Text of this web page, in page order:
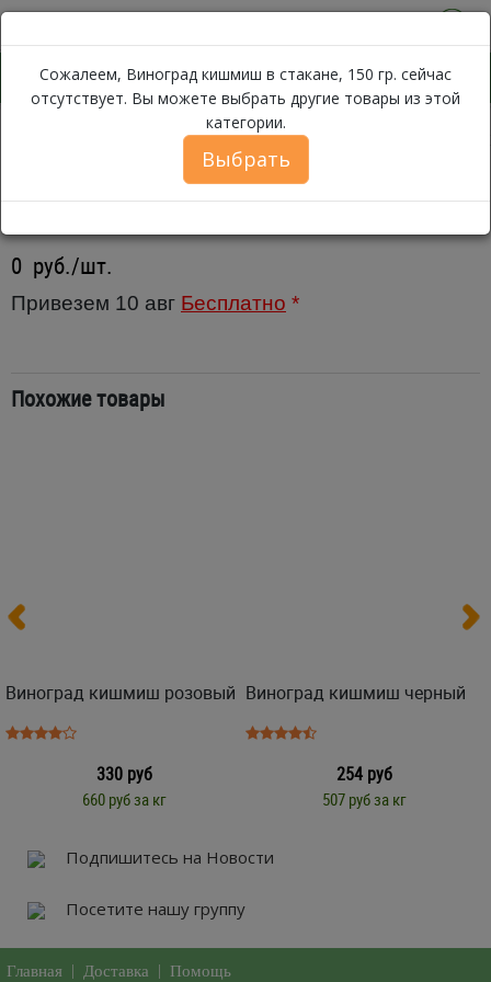
Виноград Виноград кишмиш в
Сожалеем, Виноград кишмиш в стакане, 150 гр. сейчас
отсутствует. Вы можете выбрать другие товары из этой
категории.
Выбрать
Виноград кишмиш в стакане, 150
гр.
0 руб./шт.
Привезем 10 авг Бесплатно *
Похожие товары
Виноград кишмиш розовый
330 руб
660 руб за кг
Виноград кишмиш черный
254 руб
507 руб за кг
Подпишитесь на Новости
Посетите нашу группу
Главная Доставка Помощь